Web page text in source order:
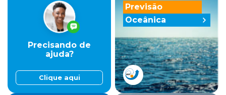
Previsão
Oceânica
Precisando de
ajuda?
Clique aqui